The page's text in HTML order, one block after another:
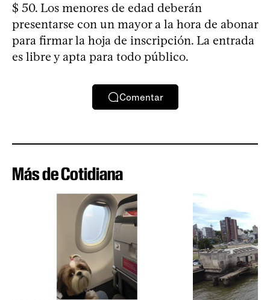
$ 50. Los menores de edad deberán
presentarse con un mayor a la hora de abonar
para firmar la hoja de inscripción. La entrada
es libre y apta para todo público.
Comentar
Más de Cotidiana